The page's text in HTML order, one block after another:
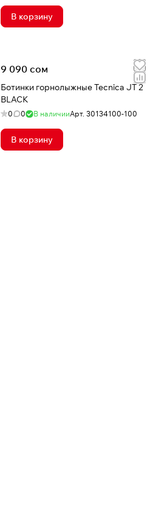
В корзину
9 090 сом
Ботинки горнолыжные Tecnica JT 2
BLACK
0 0 В наличииАрт. 30134100-100
В корзину